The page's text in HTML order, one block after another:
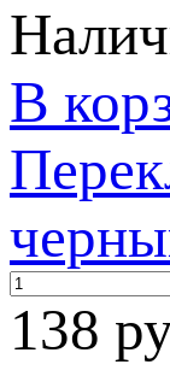
В
138